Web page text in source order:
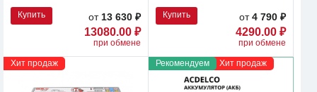
Купить от 13 630 ₽
13080.00 ₽
при обмене
Купить от4 790 ₽
4290.00 ₽
при обмене
Хит продаж Рекомендуем Хит продаж